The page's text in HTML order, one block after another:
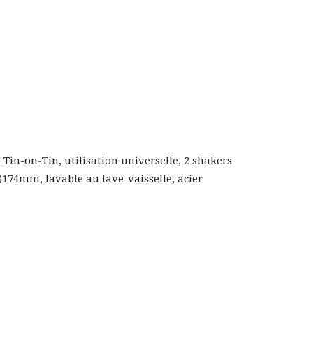
Tin-on-Tin, utilisation universelle, 2 shakers
lavable au lave-vaisselle, acier